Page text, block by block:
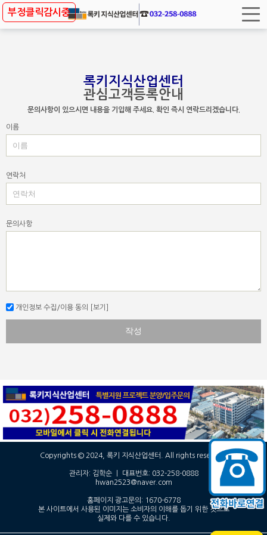
사업개요
항공사진
홍보영상
방문예약
부정클릭감시중
록키지식산업센터
관심고객등록안내
문의사항이 있으시면 내용을 기입해 주세요. 확인 즉시 연락드리겠습니다.
이름
연락처
문의사항
개인정보 수집/이용 동의 [보기]
작성
Copyrights © 2024, 록키 지식산업센터. All rights reserved.
관리자: 김학순 ㅣ 대표번호: 032-258-0888
hwan2523@naver.com
홈페이지 광고문의: 1670-6778
본 사이트에서 사용된 이미지는 소비자의 이해를 돕기 위한 것으로
실제와 다를 수 있습니다.